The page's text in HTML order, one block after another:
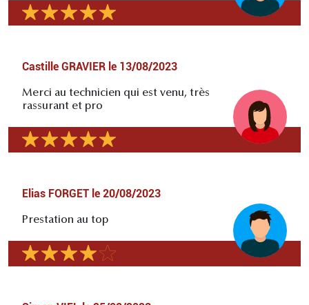
Castille GRAVIER le 13/08/2023
Merci au technicien qui est venu, très
rassurant et pro
Elias FORGET le 20/08/2023
Prestation au top